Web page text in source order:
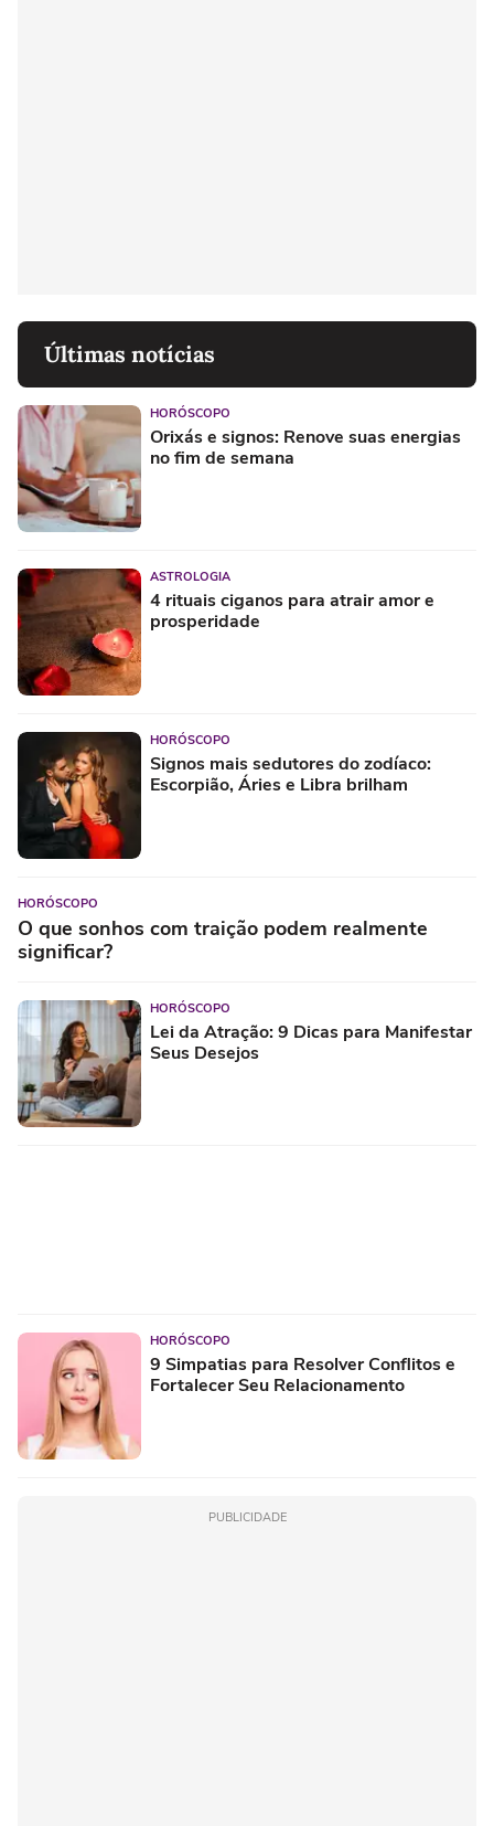
Últimas notícias
HORÓSCOPO
Orixás e signos: Renove suas energias
no fim de semana
ASTROLOGIA
4 rituais ciganos para atrair amor e
prosperidade
HORÓSCOPO
Signos mais sedutores do zodíaco:
Escorpião, Áries e Libra brilham
HORÓSCOPO
O que sonhos com traição podem realmente
significar?
HORÓSCOPO
Lei da Atração: 9 Dicas para Manifestar
Seus Desejos
HORÓSCOPO
9 Simpatias para Resolver Conflitos e
Fortalecer Seu Relacionamento
PUBLICIDADE